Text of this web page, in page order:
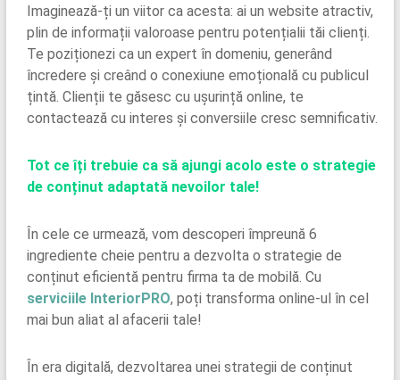
Imaginează-ți un viitor ca acesta: ai un website atractiv,
plin de informații valoroase pentru potențialii tăi clienți.
Te poziționezi ca un expert în domeniu, generând
încredere și creând o conexiune emoțională cu publicul
țintă. Clienții te găsesc cu ușurință online, te
contactează cu interes și conversiile cresc semnificativ.
Tot ce îți trebuie ca să ajungi acolo este o strategie
de conținut adaptată nevoilor tale!
În cele ce urmează, vom descoperi împreună 6
ingrediente cheie pentru a dezvolta o strategie de
conținut eficientă pentru firma ta de mobilă. Cu
serviciile InteriorPRO, poți transforma online-ul în cel
mai bun aliat al afacerii tale!
În era digitală, dezvoltarea unei strategii de conținut